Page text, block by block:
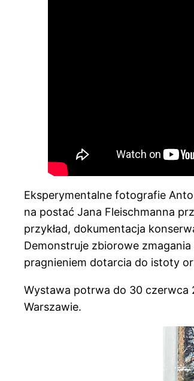
Eksperymentalne fotografie
na postać Jana Fleischmanna
przykład, dokumentacja
Demonstruje zbiorowe
pragnieniem dotarcia do istoty
Wystawa potrwa do 30 czerwca
Warszawie.